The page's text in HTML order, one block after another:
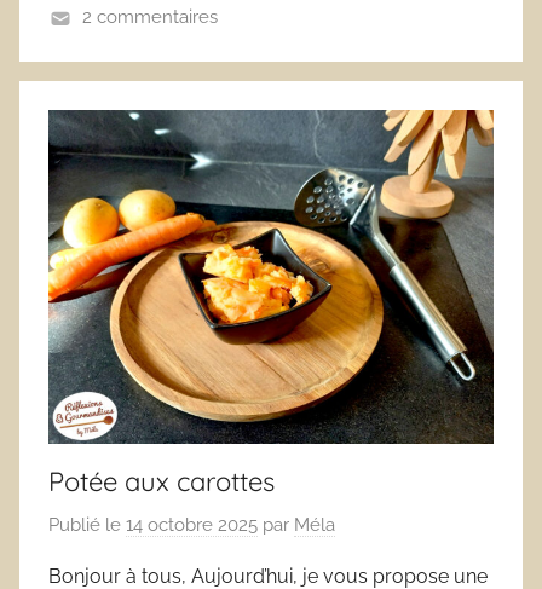
2 commentaires
Potée aux carottes
Publié le 14 octobre 2025 par Méla
Bonjour à tous, Aujourd’hui, je vous propose une